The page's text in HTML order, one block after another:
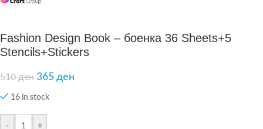
Fashion Design Book – боенка 36 Sheets+5
Stencils+Stickers
510ден 365 ден
16 in stock
- +